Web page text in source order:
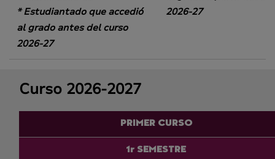
* Estudiantado que accedió
al grado antes del curso
2026-27
2026-27
Curso 2026-2027
PRIMER CURSO
1r SEMESTRE